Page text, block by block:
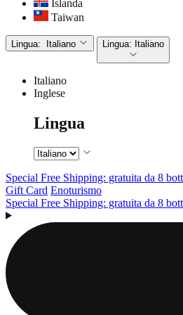
Islanda
Taiwan
Lingua: Italiano Lingua: Italiano
Italiano
Inglese
Lingua
Special Free Shipping: gratuita da 8
Gift Card Enoturismo
Special Free Shipping: gratuita da 8